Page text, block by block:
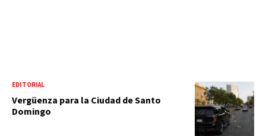
EDITORIAL
Vergüenza para la Ciudad de Santo
Domingo